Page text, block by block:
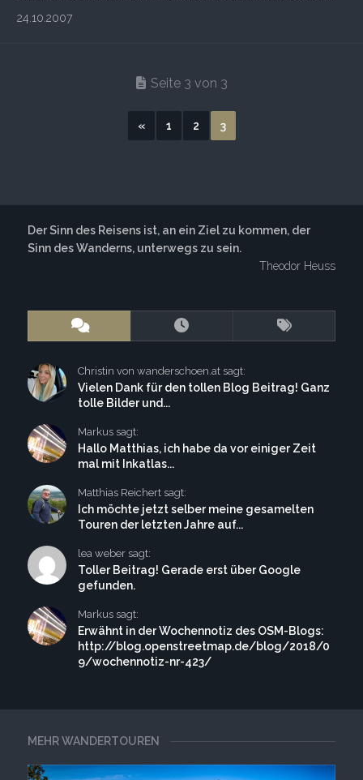
MEHR WANDERTOUREN
24.10.2007
Seite 3 von 3
« 1 2 3
Der Sinn des Reisens ist, an ein Ziel zu kommen, der
Sinn des Wanderns, unterwegs zu sein.
Theodor Heuss
Christin von wanderschoen.at sagt:
Vielen Dank für den tollen Blog Beitrag! Ganz
tolle Bilder und...
Markus sagt:
Hallo Matthias, ich habe da vor einiger Zeit
mal mit Inkatlas...
Matthias Reichert sagt:
Ich möchte jetzt selber meine gesamelten
Touren der letzten Jahre auf...
lea weber sagt:
Toller Beitrag! Gerade erst über Google
gefunden.
Markus sagt:
Erwähnt in der Wochennotiz des OSM-Blogs:
http://blog.openstreetmap.de/blog/2018/0
9/wochennotiz-nr-423/